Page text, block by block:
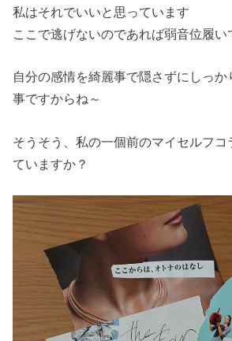
私はそれでいいと思っています
ここで逃げないのであれば弱音位履い
自分の感情を綺麗事で隠さずにしっか
事ですからね～
そうそう、私の一個前のマイセルフ
ていますか？